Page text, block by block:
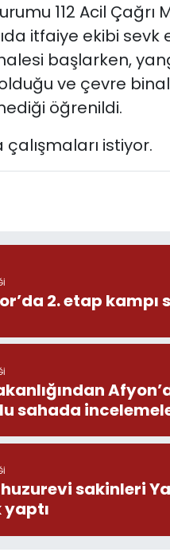
112 Acil Çağrı
itfaiye ekibi sevk
başlarken,
ve çevre
öğrenildi.
istiyor.
2. etap kampı
Afyon’a
sahada
huzurevi sakinleri